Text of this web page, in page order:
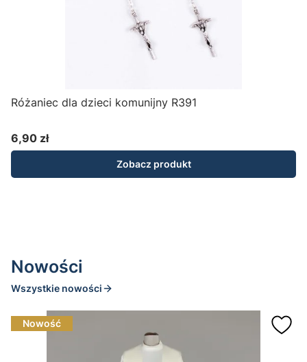
Różaniec dla dzieci komunijny R391
Cena
6,90 zł
Zobacz produkt
Nowości
Wszystkie nowości
Nowość